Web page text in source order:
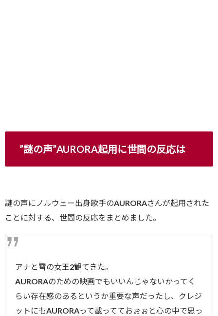
”謎の声”AURORA起用に世間の反応は
謎の声にノルウェー出身歌手のAURORAさんが起用された
ことに対する、世間の反応をまとめました。
アナと雪の女王2観てきた。
AURORAのための映画でもいいんじゃないかってく
らい存在感のあるというか重要な声だったし、クレジ
ットにもAURORAって載ってておぉぉと心の中で思っ